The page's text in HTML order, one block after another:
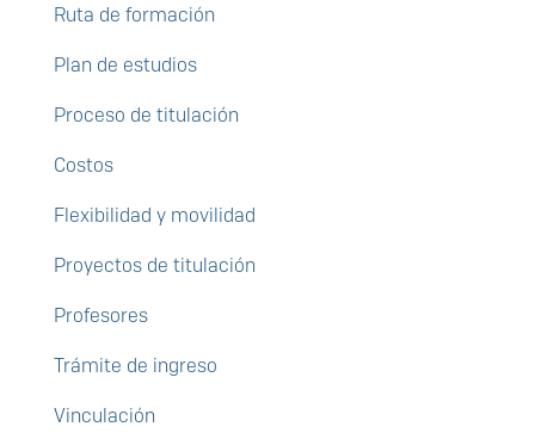
Ruta de formación
Plan de estudios
Proceso de titulación
Costos
Flexibilidad y movilidad
Proyectos de titulación
Profesores
Trámite de ingreso
Vinculación